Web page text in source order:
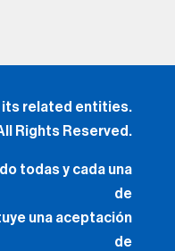
its related entities.
Rights Reserved.
todas y cada una
de
una aceptación
de